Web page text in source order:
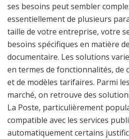
ses besoins peut sembler
essentiellement de plusieurs
taille de votre entreprise, votre
besoins spécifiques en matière
documentaire. Les solutions
en termes de fonctionnalités, de
et de modèles tarifaires. Parmi
marché, on retrouve des
La Poste, particulièrement
compatible avec les services
automatiquement certains